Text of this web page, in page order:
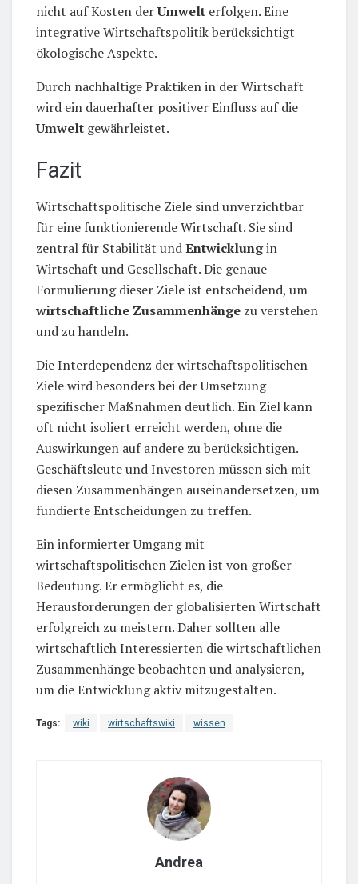
nicht auf Kosten derUmwelt erfolgen. Eine
integrative Wirtschaftspolitik berücksichtigt
ökologische Aspekte.
Durch nachhaltige Praktiken in der Wirtschaft
wird ein dauerhafter positiver Einfluss auf die
Umwelt gewährleistet.
Fazit
Wirtschaftspolitische Ziele sind unverzichtbar
für eine funktionierende Wirtschaft. Sie sind
zentral für Stabilität undEntwicklungin
Wirtschaft und Gesellschaft. Die genaue
Formulierung dieser Ziele ist entscheidend, um
wirtschaftliche Zusammenhänge zu verstehen
und zu handeln.
Die Interdependenz der wirtschaftspolitischen
Ziele wird besonders bei der Umsetzung
spezifischer Maßnahmen deutlich. Ein Ziel kann
oft nicht isoliert erreicht werden, ohne die
Auswirkungen auf andere zu berücksichtigen.
Geschäftsleute und Investoren müssen sich mit
diesen Zusammenhängen auseinandersetzen, um
fundierte Entscheidungen zu treffen.
Ein informierter Umgang mit
wirtschaftspolitischen Zielen ist von großer
Bedeutung. Er ermöglicht es, die
Herausforderungen der globalisierten Wirtschaft
erfolgreich zu meistern. Daher sollten alle
wirtschaftlich Interessierten die wirtschaftlichen
Zusammenhänge beobachten und analysieren,
um die Entwicklung aktiv mitzugestalten.
Tags: wiki wirtschaftswiki wissen
Andrea